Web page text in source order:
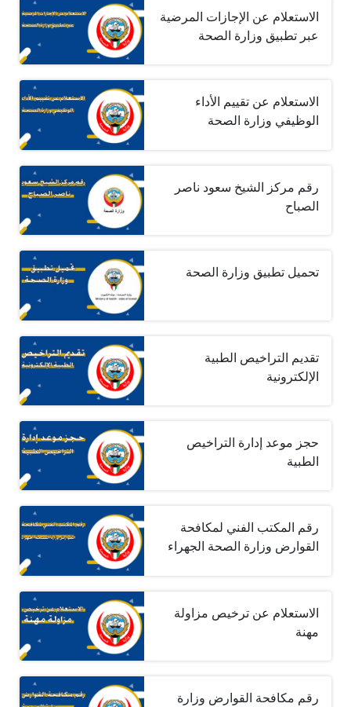
الاستعلام عن الإجازات المرضية
عبر تطبيق وزارة الصحة
الاستعلام عن تقييم الأداء
الوظيفي وزارة الصحة
رقم مركز الشيخ سعود ناصر
الصباح
تحميل تطبيق وزارة الصحة
تقديم التراخيص الطبية
الإلكترونية
حجز موعد إدارة التراخيص
الطبية
رقم المكتب الفني لمكافحة
القوارض وزارة الصحة الجهراء
الاستعلام عن ترخيص مزاولة
مهنة
رقم مكافحة القوارض وزارة